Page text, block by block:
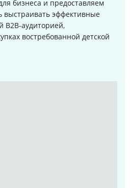
бизнеса и предоставляем
выстраивать эффективные
B2B-аудиторией,
востребованной детской